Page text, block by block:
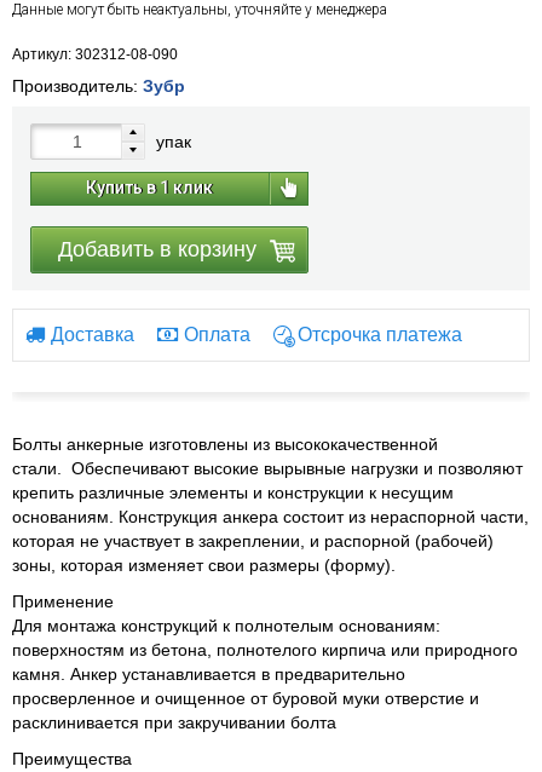
Данные могут быть неактуальны, уточняйте у менеджера
Артикул: 302312-08-090
Производитель: Зубр
упак
Купить в 1 клик
Добавить в корзину
Доставка Оплата Отсрочка платежа
Болты анкерные изготовлены из высококачественной
стали. Обеспечивают высокие вырывные нагрузки и позволяют
крепить различные элементы и конструкции к несущим
основаниям. Конструкция анкера состоит из нераспорной части,
которая не участвует в закреплении, и распорной (рабочей)
зоны, которая изменяет свои размеры (форму).
Применение
Для монтажа конструкций к полнотелым основаниям:
поверхностям из бетона, полнотелого кирпича или природного
камня. Анкер устанавливается в предварительно
просверленное и очищенное от буровой муки отверстие и
расклинивается при закручивании болта
Преимущества